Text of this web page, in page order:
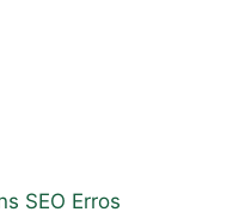
SEO Erros